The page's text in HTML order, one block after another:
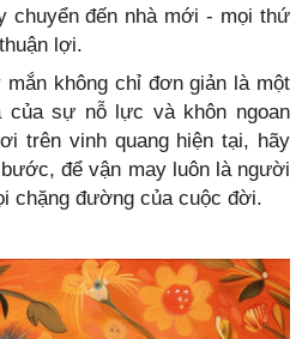
chuyển đến nhà mới - mọi thứ
lợi.
không chỉ đơn giản là một
sự nỗ lực và khôn ngoan
trên vinh quang hiện tại, hãy
để vận may luôn là người
chặng đường của cuộc đời.